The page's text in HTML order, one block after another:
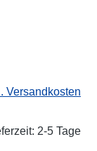
Versandkosten
2-5 Tage